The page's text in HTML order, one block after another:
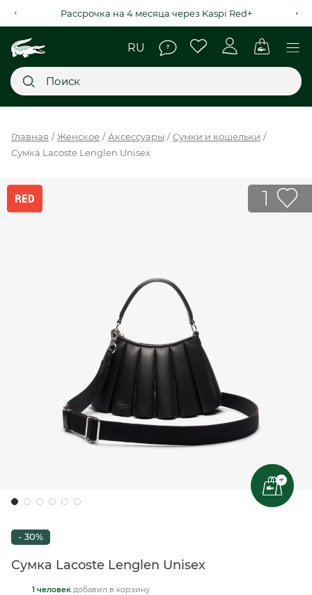
Рассрочка на 4 месяца через Kaspi Red+
НОВИНКИ
SALE
МЫ LACOSTE
Главная Женское Аксессуары
Сумки и кошельки
Сумка Lacoste Lenglen Unisex
1
+
- 30%
Сумка Lacoste Lenglen Unisex
1 человек добавил в корзину